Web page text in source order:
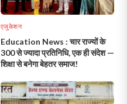
एजुकेशन
Education News : चार राज्यों के
300 से ज्यादा प्रतिनिधि, एक ही संदेश —
शिक्षा से बनेगा बेहतर समाज!